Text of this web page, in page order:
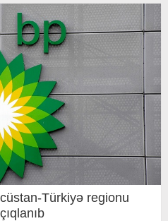
Türkiyə regionu